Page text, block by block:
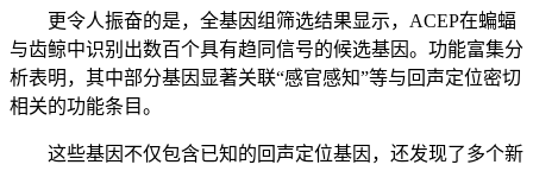
更令人振奋的是，全基因组筛选结果显示，ACEP在蝙蝠
与齿鲸中识别出数百个具有趋同信号的候选基因。功能富集分
析表明，其中部分基因显著关联“感官感知”等与回声定位密切
相关的功能条目。
这些基因不仅包含已知的回声定位基因，还发现了多个新